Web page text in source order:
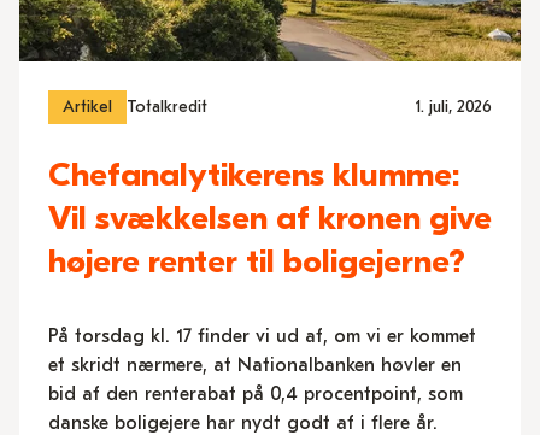
Artikel Totalkredit 1. juli, 2026
Chefanalytikerens klumme:
Vil svækkelsen af kronen give
højere renter til boligejerne?
På torsdag kl. 17 finder vi ud af, om vi er kommet
et skridt nærmere, at Nationalbanken høvler en
bid af den renterabat på 0,4 procentpoint, som
danske boligejere har nydt godt af i flere år.